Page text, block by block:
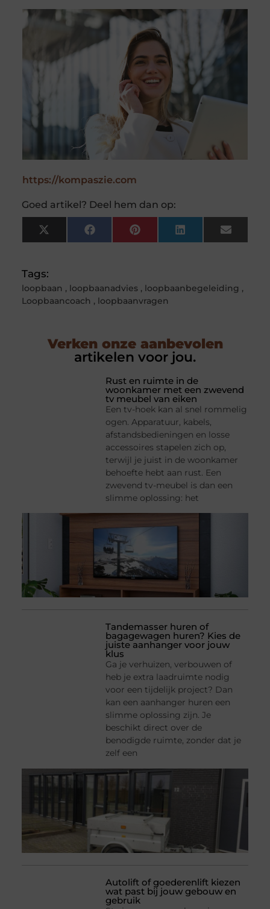
https://kompaszie.com
Goed artikel? Deel hem dan op:
X
(Twitter)
FacebookPinterestLinkedInEmail
Tags:
loopbaan , loopbaanadvies, loopbaanbegeleiding ,
Loopbaancoach , loopbaanvragen
Verken onze aanbevolen
artikelen voor jou.
Rust en ruimte in de
woonkamer met een zwevend
tv meubel van eiken
Een tv-hoek kan al snel rommelig
ogen. Apparatuur, kabels,
afstandsbedieningen en losse
accessoires stapelen zich op,
terwijl je juist in de woonkamer
behoefte hebt aan rust. Een
zwevend tv-meubel is dan een
slimme oplossing: het
Tandemasser huren of
bagagewagen huren? Kies de
juiste aanhanger voor jouw
klus
Ga je verhuizen, verbouwen of
heb je extra laadruimte nodig
voor een tijdelijk project? Dan
kan een aanhanger huren een
slimme oplossing zijn. Je
beschikt direct over de
benodigde ruimte, zonder dat je
zelf een
Autolift of goederenlift kiezen
wat past bij jouw gebouw en
gebruik